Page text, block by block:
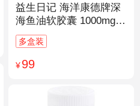
益生日记 海洋康德牌深
海鱼油软胶囊 1000mg/
粒*200粒
多盒装
¥99